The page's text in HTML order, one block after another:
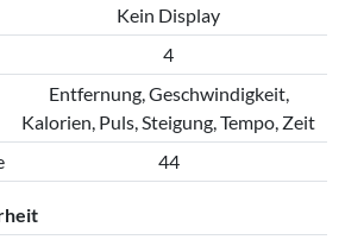
Kein Display
4
Entfernung, Geschwindigkeit,
Kalorien, Puls, Steigung, Tempo, Zeit
44